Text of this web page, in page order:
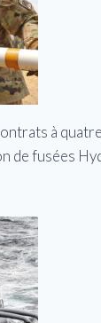
à
de fusées